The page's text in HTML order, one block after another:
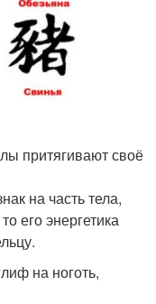
притягивают своё
на часть тела,
его энергетика
на ноготь,